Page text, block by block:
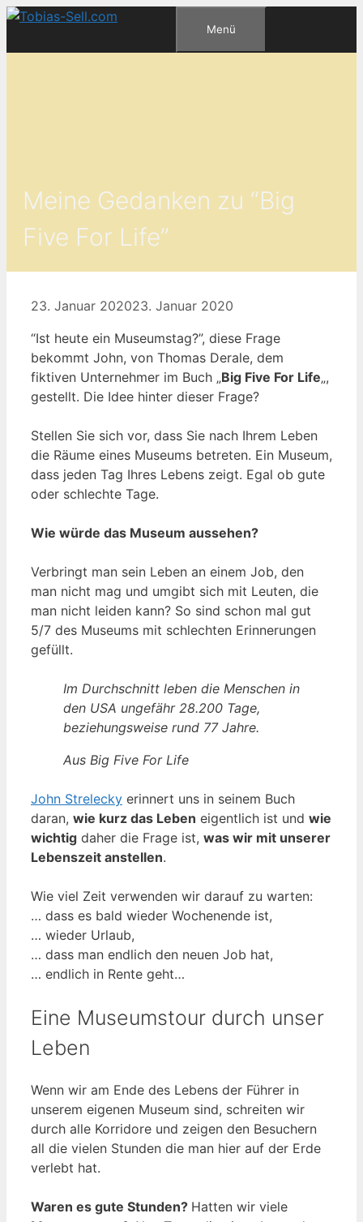
Zum
springen
Menü
Meine Gedanken zu “Big
Five For Life”
23. Januar 202023. Januar 2020
“Ist heute ein Museumstag?”, diese Frage
bekommt John, von Thomas Derale, dem
fiktiven Unternehmer im Buch „Big Five For Life„,
gestellt. Die Idee hinter dieser Frage?
Stellen Sie sich vor, dass Sie nach Ihrem Leben
die Räume eines Museums betreten. Ein Museum,
dass jeden Tag Ihres Lebens zeigt. Egal ob gute
oder schlechte Tage.
Wie würde das Museum aussehen?
Verbringt man sein Leben an einem Job, den
man nicht mag und umgibt sich mit Leuten, die
man nicht leiden kann? So sind schon mal gut
5/7 des Museums mit schlechten Erinnerungen
gefüllt.
Im Durchschnitt leben die Menschen in
den USA ungefähr 28.200 Tage,
beziehungsweise rund 77 Jahre.
Aus Big Five For Life
John Strelecky erinnert uns in seinem Buch
daran, wie kurz das Leben eigentlich ist und wie
wichtig daher die Frage ist, was wir mit unserer
Lebenszeit anstellen.
Wie viel Zeit verwenden wir darauf zu warten:
… dass es bald wieder Wochenende ist,
… wieder Urlaub,
… dass man endlich den neuen Job hat,
… endlich in Rente geht…
Eine Museumstour durch unser
Leben
Wenn wir am Ende des Lebens der Führer in
unserem eigenen Museum sind, schreiten wir
durch alle Korridore und zeigen den Besuchern
all die vielen Stunden die man hier auf der Erde
verlebt hat.
Waren es gute Stunden? Hatten wir viele